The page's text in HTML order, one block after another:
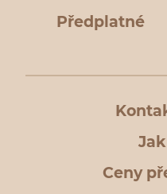
Předplatné
Ceny